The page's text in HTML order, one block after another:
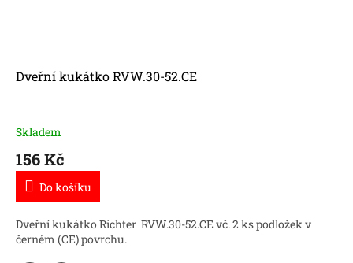
Dveřní kukátko RVW.30-52.CE
Skladem
156 Kč
Do košíku
Dveřní kukátko Richter RVW.30-52.CE vč. 2 ks podložek v
černém (CE) povrchu.